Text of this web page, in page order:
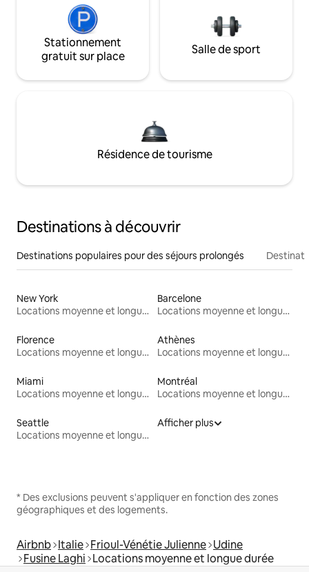
Stationnement
gratuit sur place
Salle de sport
Résidence de tourisme
Destinations à découvrir
Destinations populaires pour des séjours prolongés
New York
Locations moyenne et longue durée
Barcelone
Locations moyenne et longue durée
Florence
Locations moyenne et longue durée
Athènes
Locations moyenne et longue durée
Miami
Locations moyenne et longue durée
Montréal
Locations moyenne et longue durée
Seattle
Locations moyenne et longue durée
Afficher plus
* Des exclusions peuvent s'appliquer en fonction des zones
géographiques et des logements.
Airbnb Italie Frioul-Vénétie Julienne Udine
Fusine Laghi Locations moyenne et longue durée